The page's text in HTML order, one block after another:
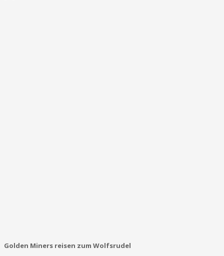
Golden Miners reisen zum Wolfsrudel